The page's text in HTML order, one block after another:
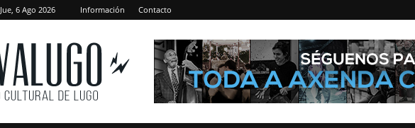
Jue, 6 Ago 2026 Información Contacto